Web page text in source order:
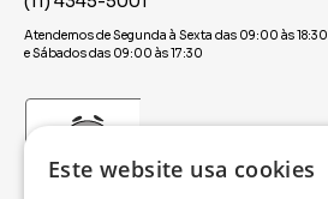
Atendemos de Segunda à Sexta das 09:00 às 18:30
e Sábados das 09:00 às 17:30
Este website usa cookies